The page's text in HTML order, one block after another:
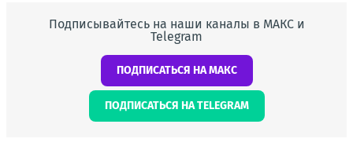
Подписывайтесь на наши каналы в МАКС и
Telegram
ПОДПИСАТЬСЯ НА МАКС
ПОДПИСАТЬСЯ НА TELEGRAM